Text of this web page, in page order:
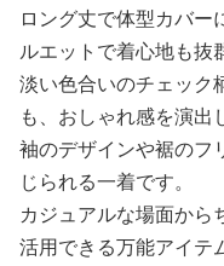
ロング丈で体型カバー
ルエットで着心地も抜
淡い色合いのチェック
も、おしゃれ感を演出
袖のデザインや裾のフ
じられる一着です。
カジュアルな場面から
活用できる万能アイテ